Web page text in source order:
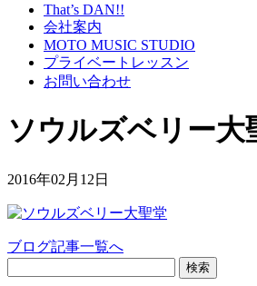
That’s DAN!!
会社案内
MOTO MUSIC STUDIO
プライベートレッスン
お問い合わせ
ソウルズベリー大
2016年02月12日
ブログ記事一覧へ
検索